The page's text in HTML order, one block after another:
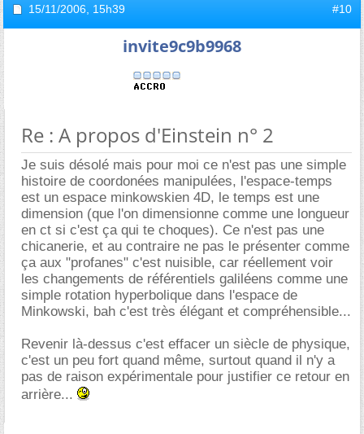
15/11/2006, 15h39 #10
invite9c9b9968
Re : A propos d'Einstein n° 2
Je suis désolé mais pour moi ce n'est pas une simple
histoire de coordonées manipulées, l'espace-temps
est un espace minkowskien 4D, le temps est une
dimension (que l'on dimensionne comme une longueur
en ct si c'est ça qui te choques). Ce n'est pas une
chicanerie, et au contraire ne pas le présenter comme
ça aux "profanes" c'est nuisible, car réellement voir
les changements de référentiels galiléens comme une
simple rotation hyperbolique dans l'espace de
Minkowski, bah c'est très élégant et compréhensible...
Revenir là-dessus c'est effacer un siècle de physique,
c'est un peu fort quand même, surtout quand il n'y a
pas de raison expérimentale pour justifier ce retour en
arrière...